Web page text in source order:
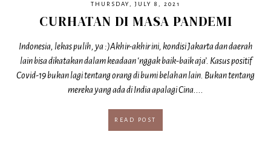
THURSDAY, JULY 8, 2021
CURHATAN DI MASA PANDEMI
Indonesia, lekas pulih, ya :)Akhir-akhir ini, kondisi Jakarta dan daerah
lain bisa dikatakan dalam keadaan ‘nggak baik-baik aja’. Kasus positif
Covid-19 bukan lagi tentang orang di bumi belahan lain. Bukan tentang
mereka yang ada di India apalagi Cina....
READ POST